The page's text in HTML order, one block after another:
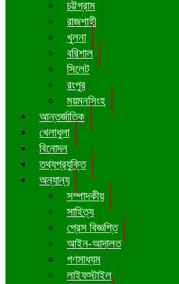
চট্টগ্রাম
রাজশাহী
খুলনা
বরিশাল
সিলেট
রংপুর
ময়মনসিংহ
আন্তর্জাতিক
খেলাধুলা
বিনোদন
তথ্যপ্রযুক্তি
অন্যান্য
সম্পাদকীয়
সাহিত্য
প্রেস বিজ্ঞপ্তি
আইন-আদালত
গণমাধ্যম
লাইফস্টাইল